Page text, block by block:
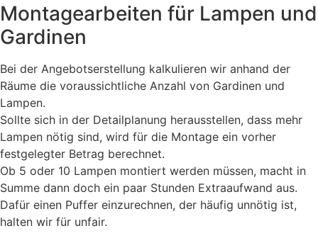
Montagearbeiten für Lampen und
Gardinen
Bei der Angebotserstellung kalkulieren wir anhand der
Räume die voraussichtliche Anzahl von Gardinen und
Lampen.
Sollte sich in der Detailplanung herausstellen, dass mehr
Lampen nötig sind, wird für die Montage ein vorher
festgelegter Betrag berechnet.
Ob 5 oder 10 Lampen montiert werden müssen, macht in
Summe dann doch ein paar Stunden Extraaufwand aus.
Dafür einen Puffer einzurechnen, der häufig unnötig ist,
halten wir für unfair.